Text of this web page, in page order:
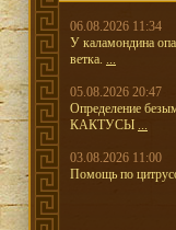
06.08.2026 11:34
У каламондина
ветка. ...
05.08.2026 20:47
Определение
КАКТУСЫ ...
03.08.2026 11:00
Помощь по